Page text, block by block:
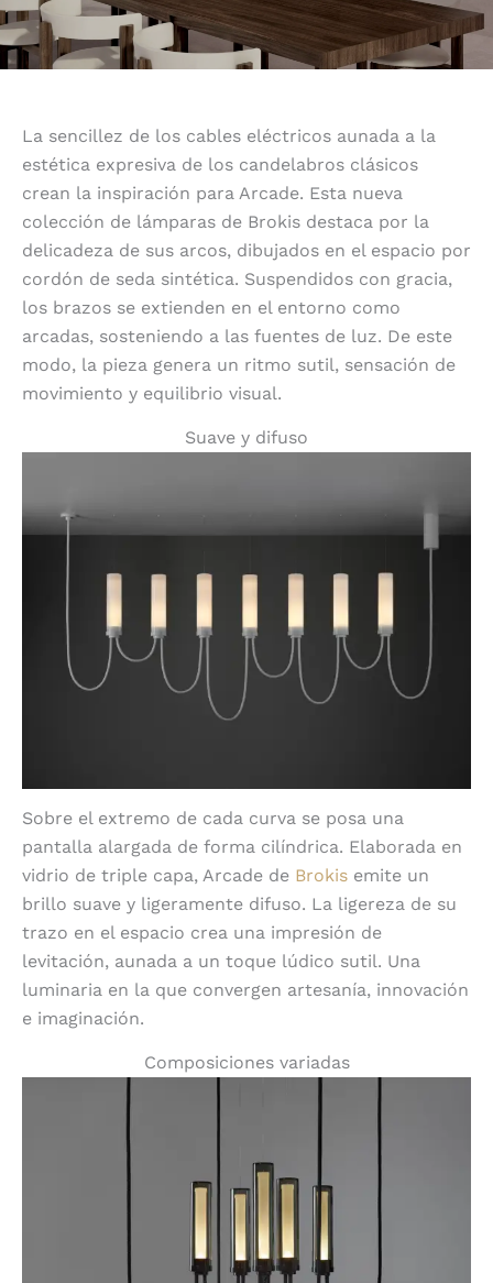
La sencillez de los cables eléctricos aunada a la
estética expresiva de los candelabros clásicos
crean la inspiración para Arcade. Esta nueva
colección de lámparas de Brokis destaca por la
delicadeza de sus arcos, dibujados en el espacio por
cordón de seda sintética. Suspendidos con gracia,
los brazos se extienden en el entorno como
arcadas, sosteniendo a las fuentes de luz. De este
modo, la pieza genera un ritmo sutil, sensación de
movimiento y equilibrio visual.
Suave y difuso
Sobre el extremo de cada curva se posa una
pantalla alargada de forma cilíndrica. Elaborada en
vidrio de triple capa, Arcade de Brokis emite un
brillo suave y ligeramente difuso. La ligereza de su
trazo en el espacio crea una impresión de
levitación, aunada a un toque lúdico sutil. Una
luminaria en la que convergen artesanía, innovación
e imaginación.
Composiciones variadas